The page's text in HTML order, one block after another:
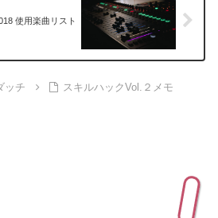
使用楽曲リスト
ッチ スキルハックVol.２メモ